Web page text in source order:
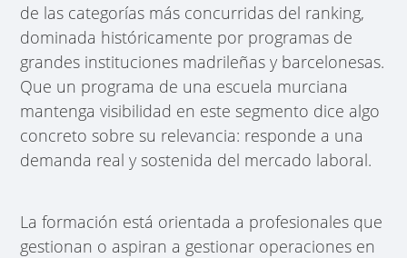
de las categorías más concurridas del ranking,
dominada históricamente por programas de
grandes instituciones madrileñas y barcelonesas.
Que un programa de una escuela murciana
mantenga visibilidad en este segmento dice algo
concreto sobre su relevancia: responde a una
demanda real y sostenida del mercado laboral.
La formación está orientada a profesionales que
gestionan o aspiran a gestionar operaciones en